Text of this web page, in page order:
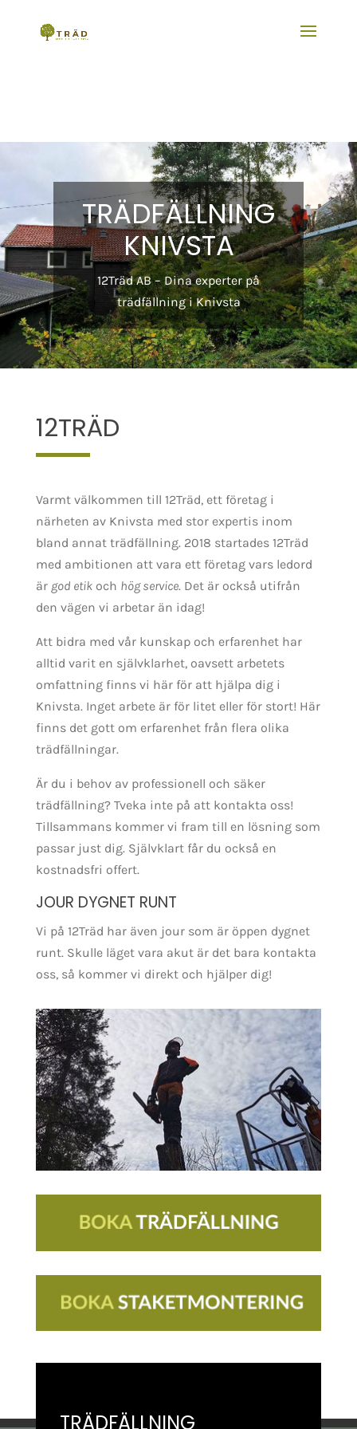
TRÄDFÄLLNING
KNIVSTA
12Träd AB – Dina experter på
trädfällning i Knivsta
12TRÄD
Varmt välkommen till 12Träd, ett företag i
närheten av Knivsta med stor expertis inom
bland annat trädfällning. 2018 startades 12Träd
med ambitionen att vara ett företag vars ledord
är god etikoch hög service. Det är också utifrån
den vägen vi arbetar än idag!
Att bidra med vår kunskap och erfarenhet har
alltid varit en självklarhet, oavsett arbetets
omfattning finns vi här för att hjälpa dig i
Knivsta. Inget arbete är för litet eller för stort! Här
finns det gott om erfarenhet från flera olika
trädfällningar.
Är du i behov av professionell och säker
trädfällning? Tveka inte på att kontakta oss!
Tillsammans kommer vi fram till en lösning som
passar just dig. Självklart får du också en
kostnadsfri offert.
JOUR DYGNET RUNT
Vi på 12Träd har även jour som är öppen dygnet
runt. Skulle läget vara akut är det bara kontakta
oss, så kommer vi direkt och hjälper dig!
TRÄDFÄLLNING